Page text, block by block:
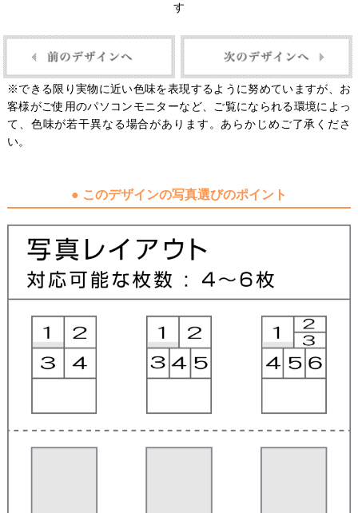
す
※できる限り実物に近い色味を表現するように努めていますが、お
客様がご使用のパソコンモニターなど、ご覧になられる環境によっ
て、色味が若干異なる場合があります。あらかじめご了承くださ
い。
● このデザインの写真選びのポイント